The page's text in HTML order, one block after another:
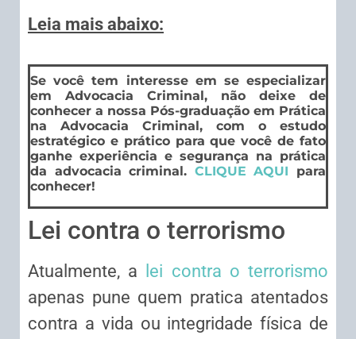
Leia mais abaixo:
Se você tem interesse em se especializar
em Advocacia Criminal, não deixe de
conhecer a nossa Pós-graduação em Prática
na Advocacia Criminal, com o estudo
estratégico e prático para que você de fato
ganhe experiência e segurança na prática
da advocacia criminal. CLIQUE AQUI para
conhecer!
Lei contra o terrorismo
Atualmente, a
lei contra o terrorismo
apenas pune quem pratica atentados
contra a vida ou integridade física de